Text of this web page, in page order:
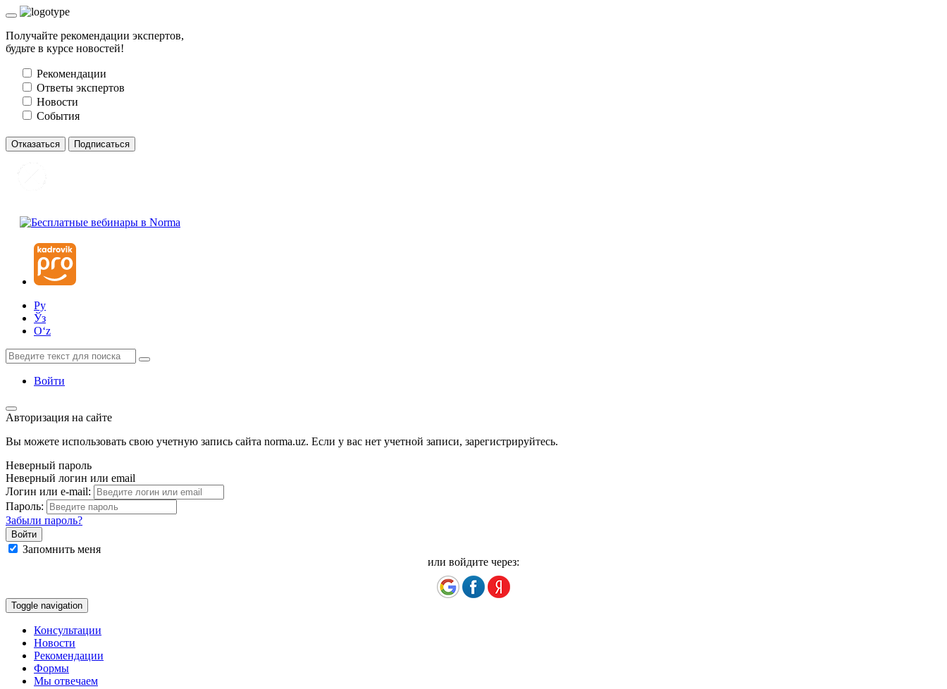
Получайте рекомендации экспертов,
будьте в курсе новостей!
Рекомендации
Ответы экспертов
Новости
События
Отказаться Подписаться
Ру
Ўз
Oʻz
Войти
Авторизация на сайте
Вы можете использовать свою учетную запись сайта norma.uz. Если у вас нет учетной записи, зарегистрируйтесь.
Неверный пароль
Неверный логин или email
Логин или e-mail:
Пароль:
Забыли пароль?
Запомнить меня
или войдите через:
Toggle navigation
Консультации
Новости
Рекомендации
Формы
Мы отвечаем